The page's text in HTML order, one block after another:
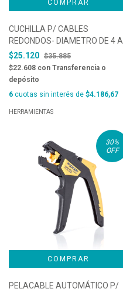
CUCHILLA P/ CABLES
REDONDOS- DIAMETRO DE 4 A
16 MM, Ø 5/32″ – 5/8″ Ø –
MARCA JOKARI, COD. 10160
$25.120 $35.885
$22.608 con Transferencia o
depósito
6 cuotas sin interés de $4.186,67
HERRAMIENTAS
30%
OFF
PELACABLE AUTOMÁTICO P/